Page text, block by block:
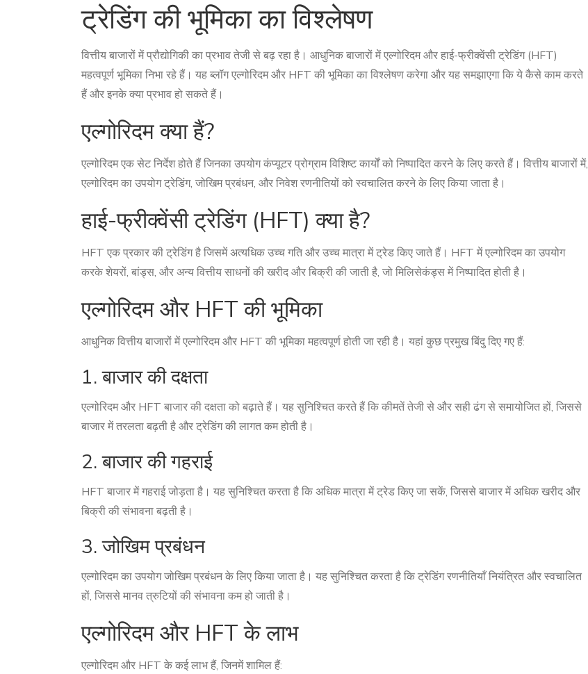
ट्रेडिंग की भूमिका का विश्लेषण
वित्तीय बाजारों में प्रौद्योगिकी का प्रभाव तेजी से बढ़ रहा है। आधुनिक बाजारों में एल्गोरिदम और हाई-फ्रीक्वेंसी ट्रेडिंग (HFT)
महत्वपूर्ण भूमिका निभा रहे हैं। यह ब्लॉग एल्गोरिदम और HFT की भूमिका का विश्लेषण करेगा और यह समझाएगा कि ये कैसे काम करते
हैं और इनके क्या प्रभाव हो सकते हैं।
एल्गोरिदम क्या हैं?
एल्गोरिदम एक सेट निर्देश होते हैं जिनका उपयोग कंप्यूटर प्रोग्राम विशिष्ट कार्यों को निष्पादित करने के लिए करते हैं। वित्तीय बाजारों में,
एल्गोरिदम का उपयोग ट्रेडिंग, जोखिम प्रबंधन, और निवेश रणनीतियों को स्वचालित करने के लिए किया जाता है।
हाई-फ्रीक्वेंसी ट्रेडिंग (HFT) क्या है?
HFT एक प्रकार की ट्रेडिंग है जिसमें अत्यधिक उच्च गति और उच्च मात्रा में ट्रेड किए जाते हैं। HFT में एल्गोरिदम का उपयोग
करके शेयरों, बांड्स, और अन्य वित्तीय साधनों की खरीद और बिक्री की जाती है, जो मिलिसेकंड्स में निष्पादित होती है।
एल्गोरिदम और HFT की भूमिका
आधुनिक वित्तीय बाजारों में एल्गोरिदम और HFT की भूमिका महत्वपूर्ण होती जा रही है। यहां कुछ प्रमुख बिंदु दिए गए हैं:
1. बाजार की दक्षता
एल्गोरिदम और HFT बाजार की दक्षता को बढ़ाते हैं। यह सुनिश्चित करते हैं कि कीमतें तेजी से और सही ढंग से समायोजित हों, जिससे
बाजार में तरलता बढ़ती है और ट्रेडिंग की लागत कम होती है।
2. बाजार की गहराई
HFT बाजार में गहराई जोड़ता है। यह सुनिश्चित करता है कि अधिक मात्रा में ट्रेड किए जा सकें, जिससे बाजार में अधिक खरीद और
बिक्री की संभावना बढ़ती है।
3. जोखिम प्रबंधन
एल्गोरिदम का उपयोग जोखिम प्रबंधन के लिए किया जाता है। यह सुनिश्चित करता है कि ट्रेडिंग रणनीतियाँ नियंत्रित और स्वचालित
हों, जिससे मानव त्रुटियों की संभावना कम हो जाती है।
एल्गोरिदम और HFT के लाभ
एल्गोरिदम और HFT के कई लाभ हैं, जिनमें शामिल हैं: